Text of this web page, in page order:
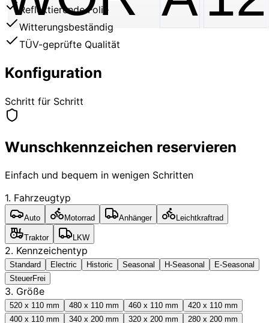
Reflektierende Folie
Witterungsbeständig
TÜV-geprüfte Qualität
Konfiguration
Schritt für Schritt
Wunschkennzeichen reservieren
Einfach und bequem in wenigen Schritten
1. Fahrzeugtyp
Auto Motorrad Anhänger Leichtkraftrad
Traktor LKW
2. Kennzeichentyp
Standard Electric Historic Seasonal H-Seasonal
E-Seasonal
SteuerFrei
3. Größe
520 x 110 mm 480 x 110 mm 460 x 110 mm
420 x 110 mm
400 x 110 mm
340 x 200 mm 320 x 200 mm 280 x 200 mm